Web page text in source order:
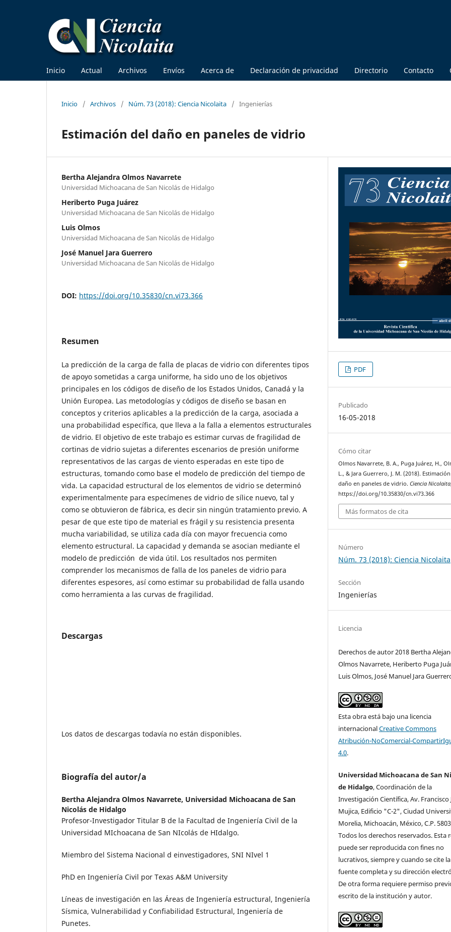
Inicio Actual Archivos Envíos Acerca de Declaración de privacidad Directorio Contacto
Inicio / Archivos / Núm. 73 (2018): Ciencia Nicolaita / Ingenierías
Estimación del daño en paneles de vidrio
Bertha Alejandra Olmos Navarrete
Universidad Michoacana de San Nicolás de Hidalgo
Heriberto Puga Juárez
Universidad Michoacana de San Nicolás de Hidalgo
Luis Olmos
Universidad Michoacana de San Nicolás de Hidalgo
José Manuel Jara Guerrero
Universidad Michoacana de San Nicolás de Hidalgo
DOI: https://doi.org/10.35830/cn.vi73.366
Resumen
La predicción de la carga de falla de placas de vidrio con diferentes tipos
de apoyo sometidas a carga uniforme, ha sido uno de los objetivos
principales en los códigos de diseño de los Estados Unidos, Canadá y la
Unión Europea. Las metodologías y códigos de diseño se basan en
conceptos y criterios aplicables a la predicción de la carga, asociada a
una probabilidad específica, que lleva a la falla a elementos estructurales
de vidrio. El objetivo de este trabajo es estimar curvas de fragilidad de
cortinas de vidrio sujetas a diferentes escenarios de presión uniforme
representativos de las cargas de viento esperadas en este tipo de
estructuras, tomando como base el modelo de predicción del tiempo de
vida. La capacidad estructural de los elementos de vidrio se determinó
experimentalmente para especímenes de vidrio de sílice nuevo, tal y
como se obtuvieron de fábrica, es decir sin ningún tratamiento previo. A
pesar de que este tipo de material es frágil y su resistencia presenta
mucha variabilidad, se utiliza cada día con mayor frecuencia como
elemento estructural. La capacidad y demanda se asocian mediante el
modelo de predicción de vida útil. Los resultados nos permiten
comprender los mecanismos de falla de los paneles de vidrio para
diferentes espesores, así como estimar su probabilidad de falla usando
como herramienta a las curvas de fragilidad.
Descargas
Los datos de descargas todavía no están disponibles.
Biografía del autor/a
Bertha Alejandra Olmos Navarrete, Universidad Michoacana de San
Nicolás de Hidalgo
Profesor-Investigador Titular B de la Facultad de Ingeniería Civil de la
Universidad MIchoacana de San NIcolás de HIdalgo.
Miembro del Sistema Nacional d einvestigadores, SNI NIvel 1
PhD en Ingeniería Civil por Texas A&M University
Líneas de investigación en las Áreas de Ingeniería estructural, Ingeniería
Sísmica, Vulnerabilidad y Confiabilidad Estructural, Ingeniería de
Punetes.
PDF
Publicado
16-05-2018
Cómo citar
Olmos Navarrete, B. A., Puga Juárez, H.,
L., & Jara Guerrero, J. M. (2018).
daño en paneles de vidrio.Ciencia Nicolaita
https://doi.org/10.35830/cn.vi73.366
Más formatos de cita
Número
Núm. 73 (2018): Ciencia Nicolaita
Sección
Ingenierías
Licencia
Derechos de autor 2018 Bertha
Olmos Navarrete, Heriberto Puga
Luis Olmos, José Manuel Jara
Esta obra está bajo una licencia
internacionalCreative Commons
Atribución-NoComercial-
4.0.
Universidad Michoacana de San
de Hidalgo, Coordinación de la
Investigación Cientí­fica, Av. Francisco
Mujica, Edificio "C-2", Ciudad
Morelia, Michoacán, México, C.P.
Todos los derechos reservados. Esta
puede ser reproducida con fines no
lucrativos, siempre y cuando se cite la
fuente completa y su dirección
De otra forma requiere permiso
escrito de la institución y autor.